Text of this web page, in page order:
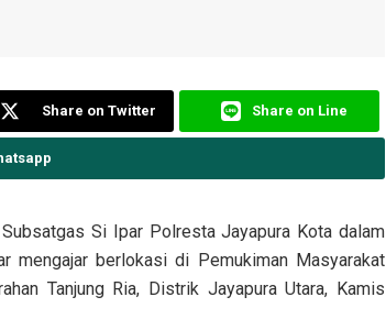
Share on Twitter Share on Line
Si Ipar Polresta Jayapura Kota dalam
mengajar berlokasi di Pemukiman Masyarakat
Tanjung Ria, Distrik Jayapura Utara, Kamis